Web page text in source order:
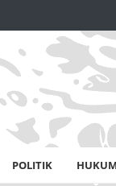
POLITIK HUKUM